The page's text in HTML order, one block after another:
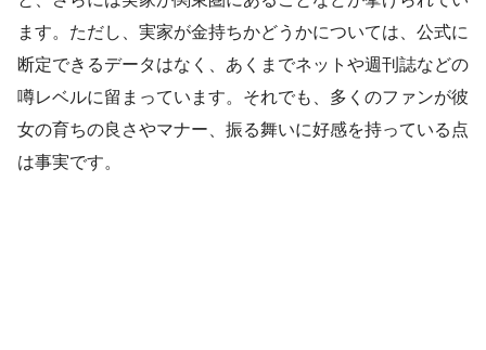
ます。ただし、実家が金持ちかどうかについては、公式に
断定できるデータはなく、あくまでネットや週刊誌などの
噂レベルに留まっています。それでも、多くのファンが彼
女の育ちの良さやマナー、振る舞いに好感を持っている点
は事実です。